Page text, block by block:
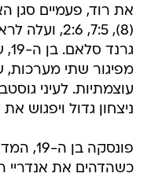
(8), 7:5, 2:6,
מפיגור שתי מערכות,
עוצמתיות. לעיני
ניצחון גדול ויפגוש
כשהדהים את אנדריי